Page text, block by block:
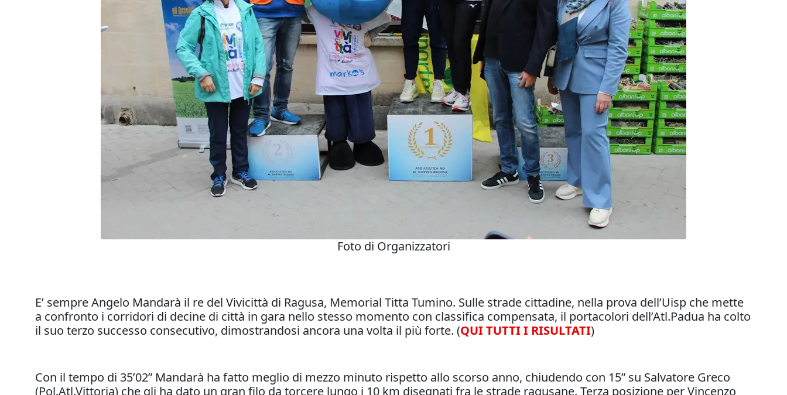
Foto di Organizzatori
E’ sempre Angelo Mandarà il re del Vivicittà di Ragusa, Memorial Titta Tumino. Sulle strade cittadine, nella prova dell’Uisp che mette
a confronto i corridori di decine di città in gara nello stesso momento con classifica compensata, il portacolori dell’Atl.Padua ha colto
il suo terzo successo consecutivo, dimostrandosi ancora una volta il più forte. (QUI TUTTI I RISULTATI)
Con il tempo di 35’02” Mandarà ha fatto meglio di mezzo minuto rispetto allo scorso anno, chiudendo con 15” su Salvatore Greco
(Pol.Atl.Vittoria) che gli ha dato un gran filo da torcere lungo i 10 km disegnati fra le strade ragusane. Terza posizione per Vincenzo